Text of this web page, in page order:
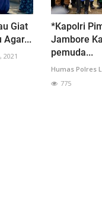
Giat
Agar...
2021
*Kapolri
Jambore
pemuda...
Humas Polres
775